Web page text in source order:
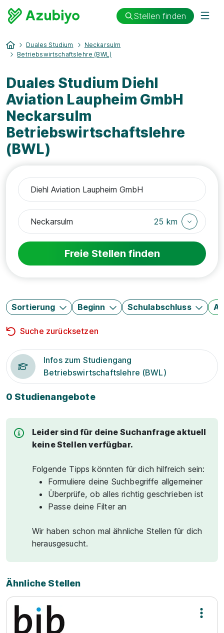
Stellen finden
Duales Studium
Neckarsulm
Betriebswirtschaftslehre (BWL)
Duales Studium Diehl
Aviation Laupheim GmbH
Neckarsulm
Betriebswirtschaftslehre
(BWL)
25 km
Freie Stellen finden
Sortierung Beginn Schulabschluss
Suche zurücksetzen
Infos zum Studiengang
Betriebswirtschaftslehre (BWL)
0 Studienangebote
Leider sind für deine Suchanfrage aktuell
keine Stellen verfügbar.
Folgende Tipps könnten für dich hilfreich sein:
Formuliere deine Suchbegriffe allgemeiner
Überprüfe, ob alles richtig geschrieben ist
Passe deine Filter an
Wir haben schon mal ähnliche Stellen für dich
herausgesucht.
Ähnliche Stellen